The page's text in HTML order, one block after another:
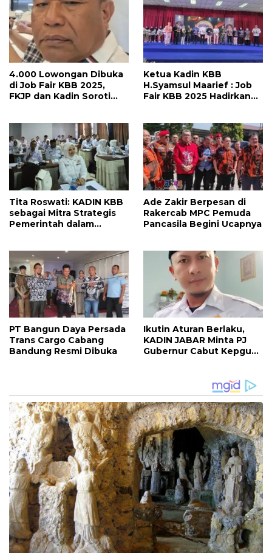
4.000 Lowongan Dibuka
di Job Fair KBB 2025,
FKJP dan Kadin Soroti
Ketua Kadin KBB
H.Syamsul Maarief : Job
Fair KBB 2025 Hadirkan
Warga Bandung Barat!
Tita Roswati: KADIN KBB
sebagai Mitra Strategis
Pemerintah dalam
Ade Zakir Berpesan di
Rakercab MPC Pemuda
Pancasila Begini Ucapnya
PT Bangun Daya Persada
Trans Cargo Cabang
Bandung Resmi Dibuka
Ikutin Aturan Berlaku,
KADIN JABAR Minta PJ
Gubernur Cabut Kepgub